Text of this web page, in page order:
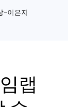
-이은지
랩